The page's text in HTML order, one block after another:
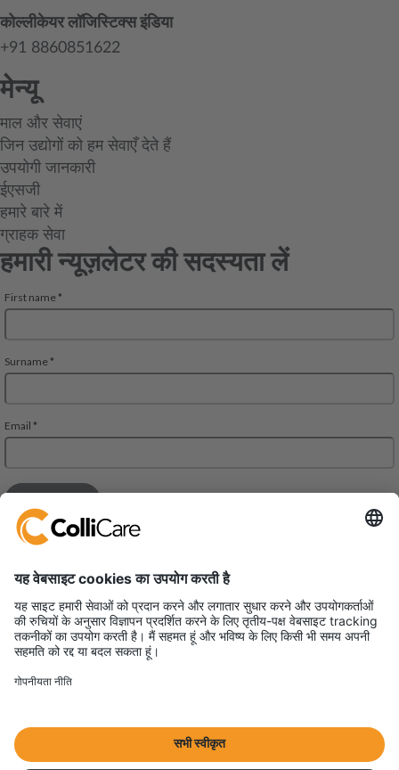
कोल्लीकेयर लॉजिस्टिक्स इंडिया
+91 8860851622
मेन्यू
माल और सेवाएं
जिन उद्योगों को हम सेवाएँ देते हैं
उपयोगी जानकारी
ईएसजी
हमारे बारे में
ग्राहक सेवा
हमारी न्यूज़लेटर की सदस्यता लें
जेएमडी रीजेंट स्क्वायर, 302, 303 ए और 303 बी, तीसरी मंजिल
महरौली-गुड़गांव रोड। गुड़गांव,